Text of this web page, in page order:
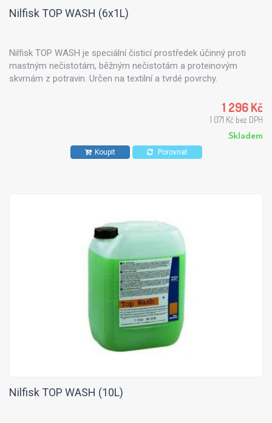
Nilfisk TOP WASH (6x1L)
Nilfisk TOP WASH je speciální čisticí prostředek účinný proti
mastným nečistotám, běžným nečistotám a proteinovým
skvrnám z potravin. Určen na textilní a tvrdé povrchy.
1 296 Kč
1 071 Kč bez DPH
Skladem
Koupit Porovnat
Nilfisk TOP WASH (10L)